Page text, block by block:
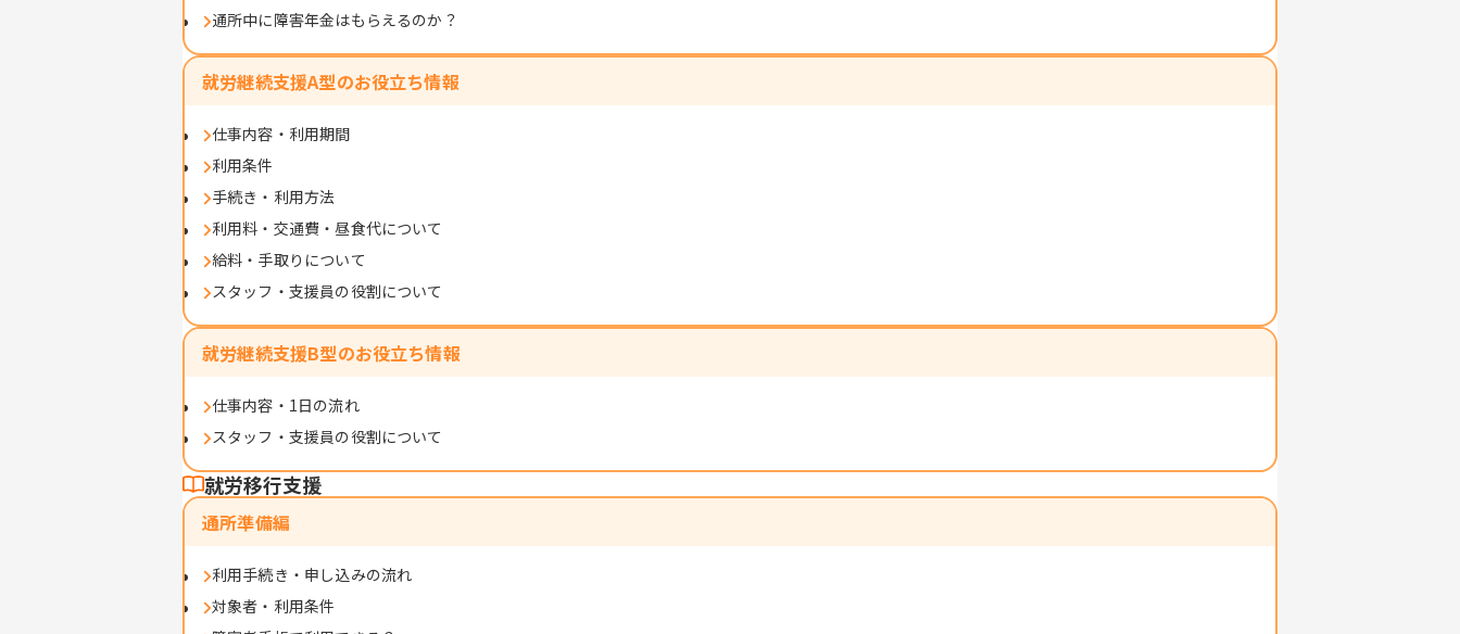
通所中に障害年金はもらえるのか？
就労継続支援A型のお役立ち情報
仕事内容・利用期間
利用条件
手続き・利用方法
利用料・交通費・昼食代について
給料・手取りについて
スタッフ・支援員の役割について
就労継続支援B型のお役立ち情報
仕事内容・1日の流れ
スタッフ・支援員の役割について
就労移行支援
通所準備編
利用手続き・申し込みの流れ
対象者・利用条件